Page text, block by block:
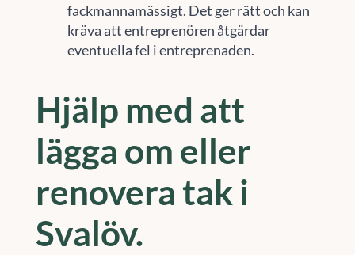
fackmannamässigt. Det ger rätt och kan
kräva att entreprenören åtgärdar
eventuella fel i entreprenaden.
Hjälp med att
lägga om eller
renovera tak i
Svalöv.